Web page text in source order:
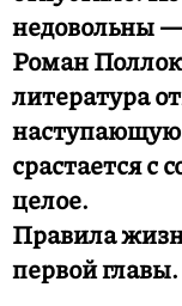
недовольны
Роман
литература
наступающую
срастается с
целое.
Правила
первой главы.